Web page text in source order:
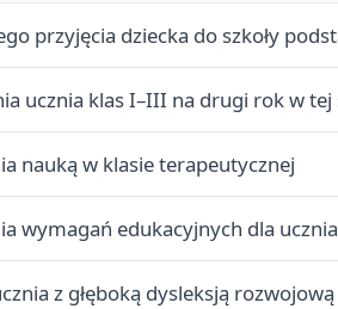
przyjęcia dziecka do szkoły
ucznia klas I–III na drugi rok w tej
nauką w klasie terapeutycznej
wymagań edukacyjnych dla
z głęboką dysleksją